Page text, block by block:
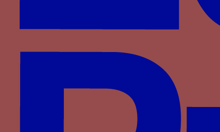
armes et au collier de l’Hermine
da Montefeltro
Fenouil en botte - Une botte de fenouil
Paru dans : Familles > Aragon > Ferdinand le
Feu grégeois - Un pot de terre enflammé
Paru dans : Familles > Bourbon > Jean II de